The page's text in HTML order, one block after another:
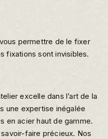
permettre de le fixer
fixations sont invisibles.
excelle dans l’art de la
une expertise inégalée
en acier haut de gamme.
faire précieux. Nos